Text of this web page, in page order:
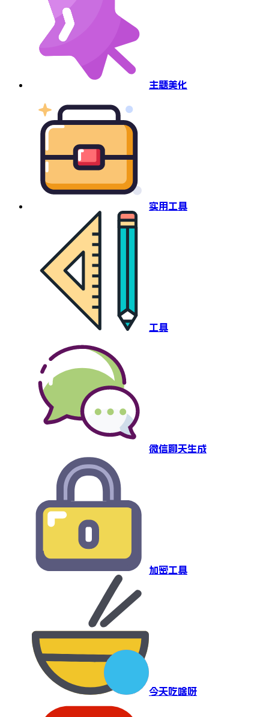
主题美化
实用工具
工具
微信聊天生成
加密工具
今天吃啥呀